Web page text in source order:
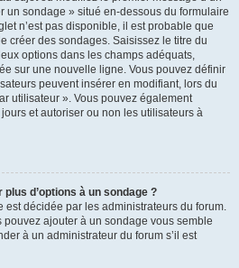
un sondage » situé en-dessous du formulaire
n’est pas disponible, il est probable que
créer des sondages. Saisissez le titre du
options dans les champs adéquats,
sur une nouvelle ligne. Vous pouvez définir
peuvent insérer en modifiant, lors du
utilisateur ». Vous pouvez également
et autoriser ou non les utilisateurs à
d’options à un sondage ?
est décidée par les administrateurs du forum.
pouvez ajouter à un sondage vous semble
à un administrateur du forum s’il est